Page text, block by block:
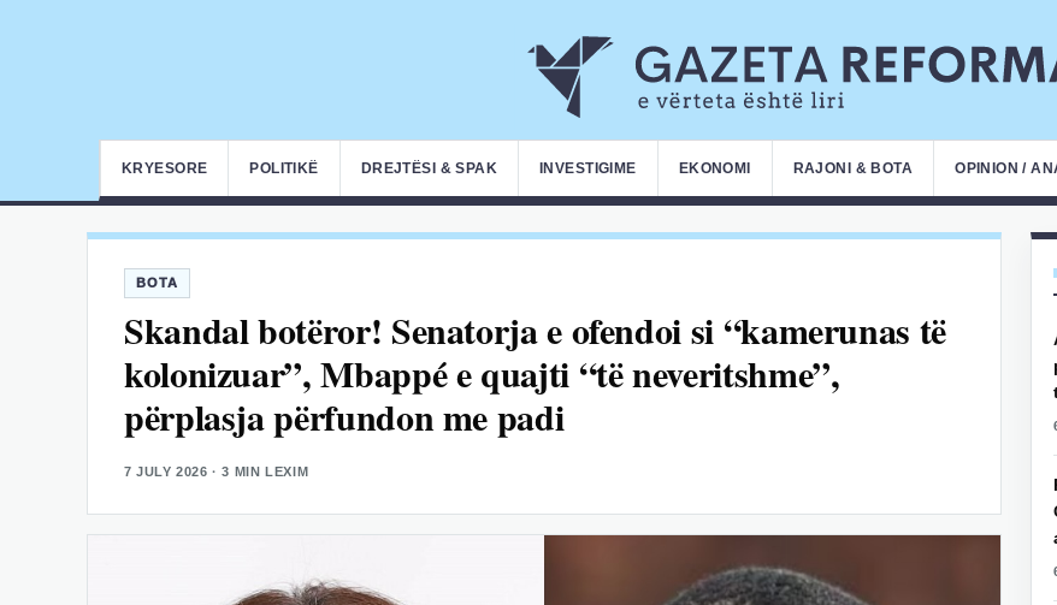
KRYESORE POLITIKË DREJTËSI & SPAK INVESTIGIME EKONOMI RAJONI & BOTA OPINION /
BOTA
Skandal botëror! Senatorja e ofendoi si “kamerunas të
kolonizuar”, Mbappé e quajti “të neveritshme”,
përplasja përfundon me padi
7 JULY 2026 · 3 MIN LEXIM